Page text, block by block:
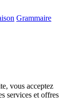
Grammaire
vous acceptez
services et offres